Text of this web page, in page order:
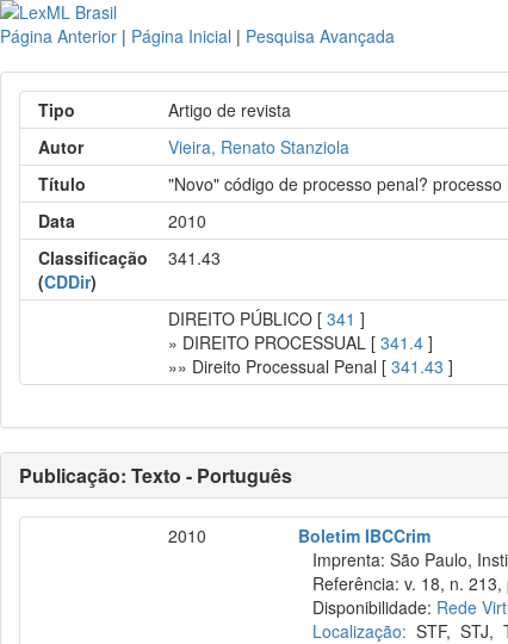
Página Anterior | Página Inicial | Pesquisa Avançada
Tipo
Artigo de revista
Autor
Vieira, Renato Stanziola
Título
"Novo" código de processo penal?
Data
2010
Classificação
(CDDir)
341.43
DIREITO PÚBLICO [341 ]
» DIREITO PROCESSUAL [341.4 ]
»» Direito Processual Penal [341.43 ]
Publicação: Texto - Português
2010
Boletim IBCCrim
Imprenta: São Paulo,
Referência: v. 18, n.
Disponibilidade: Rede
Localização: STF,STJ,